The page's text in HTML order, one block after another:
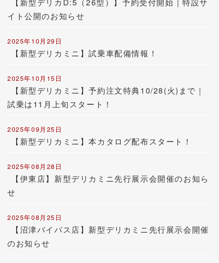
イト公開のお知らせ
2025年10月29日
【新型デリカミニ】試乗車配備情報！
2025年10月15日
【新型デリカミニ】予約注文特典10/28(火)まで｜
試乗は11月上旬スタート！
2025年09月25日
【新型デリカミニ】本カタログ配布スタート！
2025年08月28日
【伊東店】新型デリカミニ先行展示会開催のお知ら
せ
2025年08月25日
【沼津バイパス店】新型デリカミニ先行展示会開催
のお知らせ